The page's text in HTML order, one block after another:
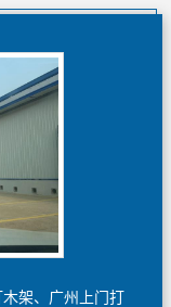
架、广州上门打